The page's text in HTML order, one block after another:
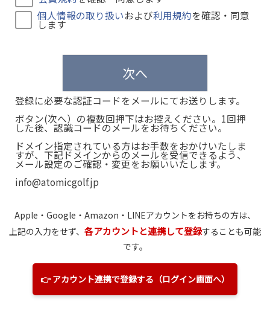
個人情報の取り扱いおよび利用規約を確認・同意
します
次へ
登録に必要な認証コードをメールにてお送りします。
ボタン(次へ）の複数回押下はお控えください。1回押
した後、認識コードのメールをお待ちください。
ドメイン指定されている方はお手数をおかけいたしま
すが、下記ドメインからのメールを受信できるよう、
メール設定のご確認・変更をお願いいたします。
info@atomicgolf.jp
Apple・Google・Amazon ・LINEアカウントをお持ちの方は、
上記の入力をせず、 各アカウントと連携して登録することも可能
です。
👉 アカウント連携で登録する（ログイン画面へ）